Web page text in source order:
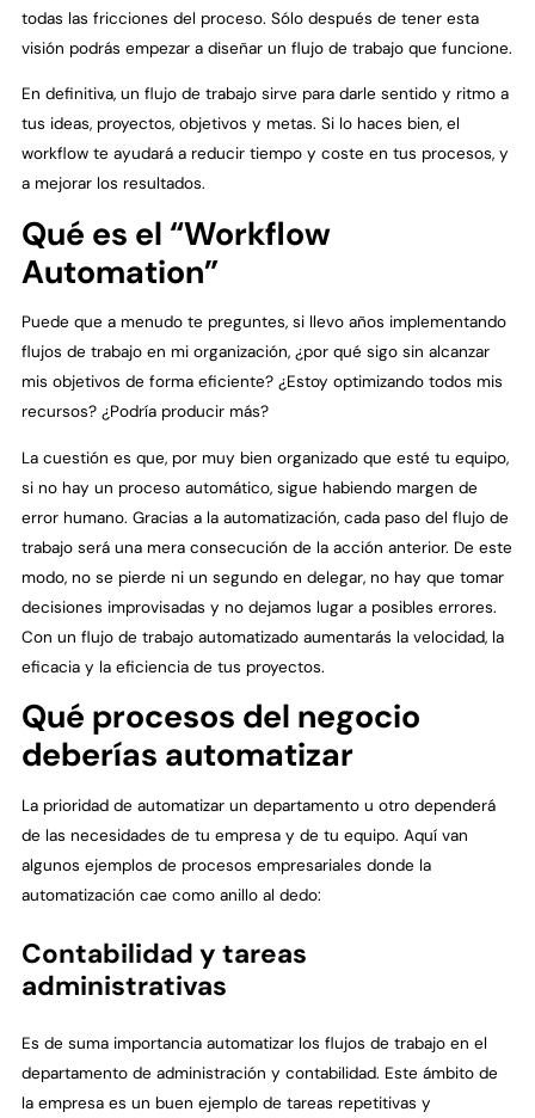
todas las fricciones del proceso. Sólo después de tener esta
visión podrás empezar a diseñar un flujo de trabajo que funcione.
En definitiva, un flujo de trabajo sirve para darle sentido y ritmo a
tus ideas, proyectos, objetivos y metas. Si lo haces bien, el
workflow te ayudará a reducir tiempo y coste en tus procesos, y
a mejorar los resultados.
Qué es el “Workflow
Automation”
Puede que a menudo te preguntes, si llevo años implementando
flujos de trabajo en mi organización, ¿por qué sigo sin alcanzar
mis objetivos de forma eficiente? ¿Estoy optimizando todos mis
recursos? ¿Podría producir más?
La cuestión es que, por muy bien organizado que esté tu equipo,
si no hay un proceso automático, sigue habiendo margen de
error humano. Gracias a la automatización, cada paso del flujo de
trabajo será una mera consecución de la acción anterior. De este
modo, no se pierde ni un segundo en delegar, no hay que tomar
decisiones improvisadas y no dejamos lugar a posibles errores.
Con un flujo de trabajo automatizado aumentarás la velocidad, la
eficacia y la eficiencia de tus proyectos.
Qué procesos del negocio
deberías automatizar
La prioridad de automatizar un departamento u otro dependerá
de las necesidades de tu empresa y de tu equipo. Aquí van
algunos ejemplos de procesos empresariales donde la
automatización cae como anillo al dedo:
Contabilidad y tareas
administrativas
Es de suma importancia automatizar los flujos de trabajo en el
departamento de administración y contabilidad. Este ámbito de
la empresa es un buen ejemplo de tareas repetitivas y